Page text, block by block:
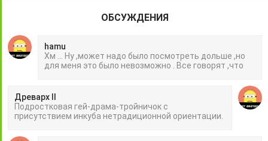
ОБСУЖДЕНИЯ
hamu
Хм ... Ну ,может надо было посмотреть дольше ,но
для меня это было невозможно . Все говорят ,что
Древарх II
Подростковая гей-драма-тройничок с
присутствием инкуба нетрадиционной ориентации.